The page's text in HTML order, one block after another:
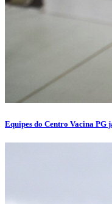
Equipes do Centro Vacina PG